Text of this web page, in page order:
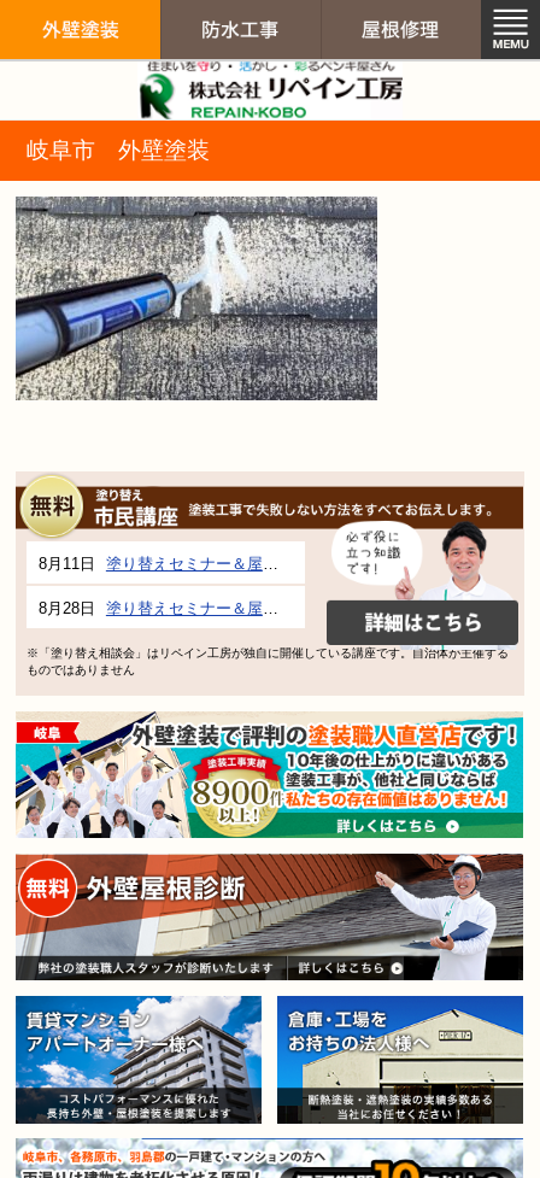
岐阜市 外壁塗装
8月11日 塗り替えセミナー＆屋根、外壁の塗り替え市民講座 inぎふメディアコスモス
8月28日 塗り替えセミナー＆屋根、外壁の塗り替え市民講座 inぎふメディアコスモス
※「塗り替え相談会」はリペイン工房が独自に開催している講座です。自治体が主催する
ものではありません
賃貸マンション・アパートオー